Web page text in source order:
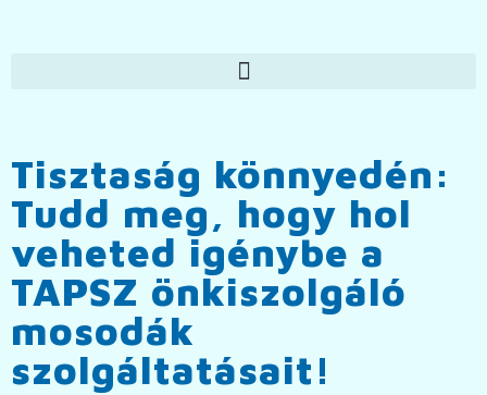
Tisztaság könnyedén:
Tudd meg, hogy hol
veheted igénybe a
TAPSZ önkiszolgáló
mosodák
szolgáltatásait!